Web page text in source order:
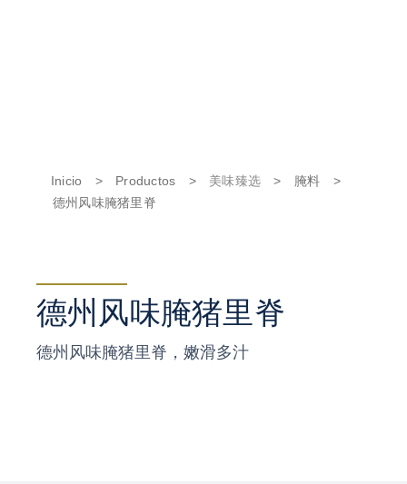
Inicio > Productos > 美味臻选 > 腌料
>
德州风味腌猪里脊
德州风味腌猪里脊
德州风味腌猪里脊，嫩滑多汁